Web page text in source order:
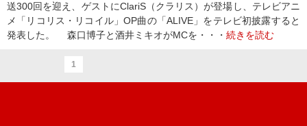
送300回を迎え、ゲストにClariS（クラリス）が登場し、テレビアニ
メ「リコリス・リコイル」OP曲の「ALIVE」をテレビ初披露すると
発表した。 森口博子と酒井ミキオがMCを・・・ 続きを読む
1